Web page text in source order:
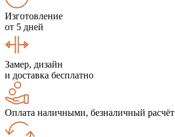
Изготовление
от 5 дней
Замер, дизайн
и доставка бесплатно
Оплата наличными, безналичный расчёт